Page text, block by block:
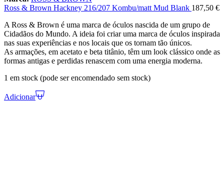
Ross & Brown Hackney 216/207 Kombu/matt Mud Blank 187,50 €
A Ross & Brown é uma marca de óculos nascida de um grupo de
Cidadãos do Mundo. A ideia foi criar uma marca de óculos inspirada
nas suas experiências e nos locais que os tornam tão únicos.
As armações, em acetato e beta titânio, têm um look clássico onde as
formas antigas e perdidas renascem com uma energia moderna.
1 em stock (pode ser encomendado sem stock)
Adicionar